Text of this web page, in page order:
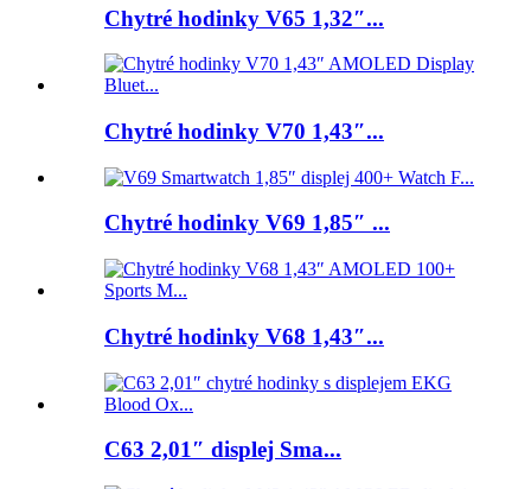
Chytré hodinky V65 1,32″...
Chytré hodinky V70 1,43″...
Chytré hodinky V69 1,85″ ...
Chytré hodinky V68 1,43″...
C63 2,01″ displej Sma...